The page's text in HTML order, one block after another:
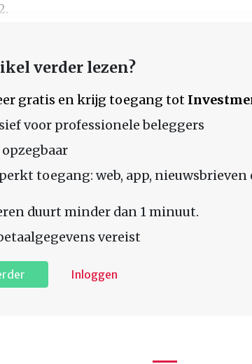
verder lezen?
gratis en krijg toegang tot
voor professionele beleggers
toegang: web, app, nieuwsbrieven
duurt minder dan 1 minuut.
vereist
Inloggen